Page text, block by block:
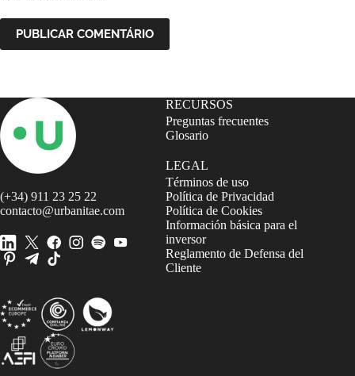
PUBLICAR COMENTÁRIO
(+34) 911 23 25 22
contacto@urbanitae.com
RECURSOS
Preguntas frecuentes
Glosario
LEGAL
Términos de uso
Política de Privacidad
Política de Cookies
Información básica para el
inversor
Reglamento de Defensa del
Cliente